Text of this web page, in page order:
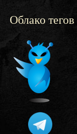
Облако тегов